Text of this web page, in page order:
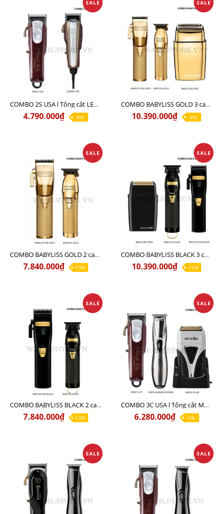
SALE
COMBO 2S USA l Tông cắt LEGEND USA CÓ DÂY 220V + Tông pin MAGIC CLIP
4.790.000₫ -8%
SALE
COMBO BABYLISS GOLD 3 cao cấp chính hãng
10.390.000₫ -8%
SALE
COMBO BABYLISS GOLD 2 cao cấp chuyên nghiệp
7.840.000₫ -10%
SALE
COMBO BABYLISS BLACK 3 chuyên nghiệp chính hãng
10.390.000₫ -10%
SALE
COMBO BABYLISS BLACK 2 cao cấp
7.840.000₫ -13%
SALE
COMBO 3C USA l Tông cắt MAGIC CLIP + Tông viền ANDIS SLIMLINE CHORME + cạo khô ANDIS PLUS
6.280.000₫ -5%
SALE SALE